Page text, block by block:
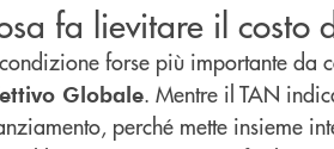
fa lievitare il costo
forse più importante da
Globale. Mentre il TAN
perché mette insieme